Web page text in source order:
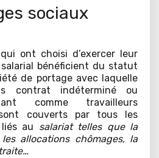
sociaux
ont choisi d’exercer leur
bénéficient du statut
de portage avec laquelle
contrat indéterminé ou
comme travailleurs
couverts par tous les
au salariat telles que la
allocations chômages, la